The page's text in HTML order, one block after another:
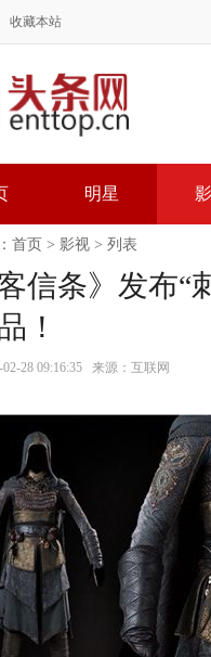
收藏本站
明星
首页 > 影视 > 列表
客信条》发布
！
02-28 09:16:35 来源：互联网